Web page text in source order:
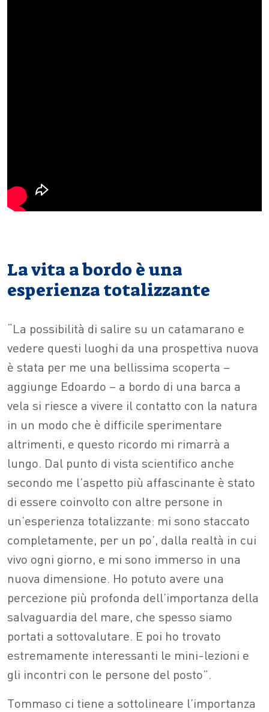
La vita a bordo è una
esperienza totalizzante
“La possibilità di salire su un catamarano e
vedere questi luoghi da una prospettiva nuova
è stata per me una bellissima scoperta –
aggiunge Edoardo – a bordo di una barca a
vela si riesce a vivere il contatto con la natura
in un modo che è difficile sperimentare
altrimenti, e questo ricordo mi rimarrà a
lungo. Dal punto di vista scientifico anche
secondo me l’aspetto più affascinante è stato
di essere coinvolto con altre persone in
un’esperienza totalizzante: mi sono staccato
completamente, per un po’, dalla realtà in cui
vivo ogni giorno, e mi sono immerso in una
nuova dimensione. Ho potuto avere una
percezione più profonda dell’importanza della
salvaguardia del mare, che spesso siamo
portati a sottovalutare. E poi ho trovato
estremamente interessanti le mini-lezioni e
gli incontri con le persone del posto”.
Tommaso ci tiene a sottolineare l’importanza